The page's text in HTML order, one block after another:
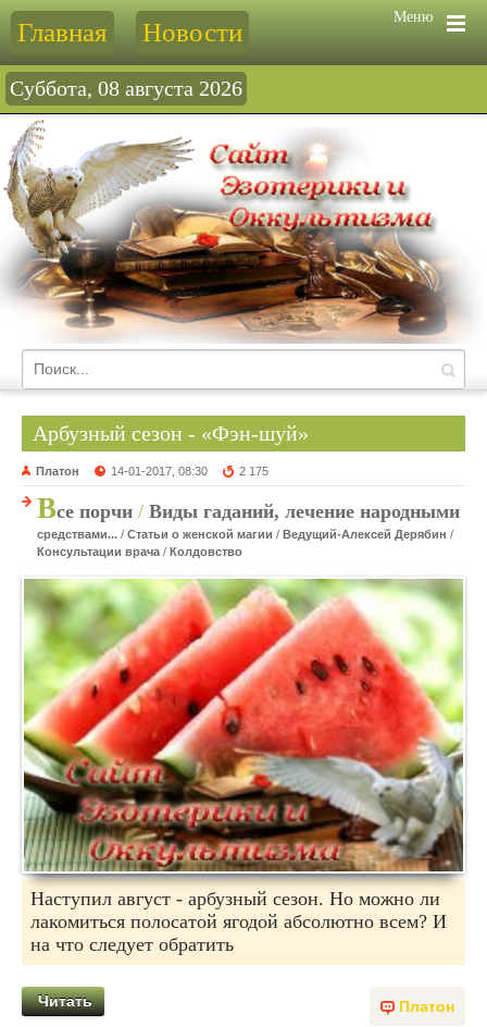
Меню
Главная Новости
Суббота, 08 августа 2026
Арбузный сезон - «Фэн-шуй»
Платон 14-01-2017, 08:30 2 175
Все порчи / Виды гаданий, лечение народными
средствами... / Статьи о женской магии / Ведущий-Алексей Дерябин /
Консультации врача / Колдовство
Наступил август - арбузный сезон. Но можно ли
лакомиться полосатой ягодой абсолютно всем? И
на что следует обратить
Платон
Читать